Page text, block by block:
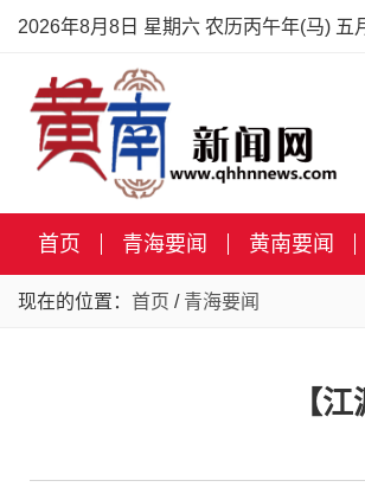
2026年8月8日 星期六 农历丙午年(马) 五
首页 青海要闻 黄南要闻
现在的位置： 首页 / 青海要闻
【